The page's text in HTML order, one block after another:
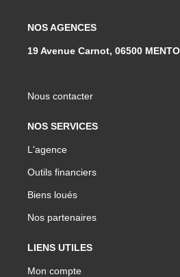
NOS AGENCES
19 Avenue Carnot, 06500
Nous contacter
NOS SERVICES
L'agence
Outils financiers
Biens loués
Nos partenaires
LIENS UTILES
Mon compte